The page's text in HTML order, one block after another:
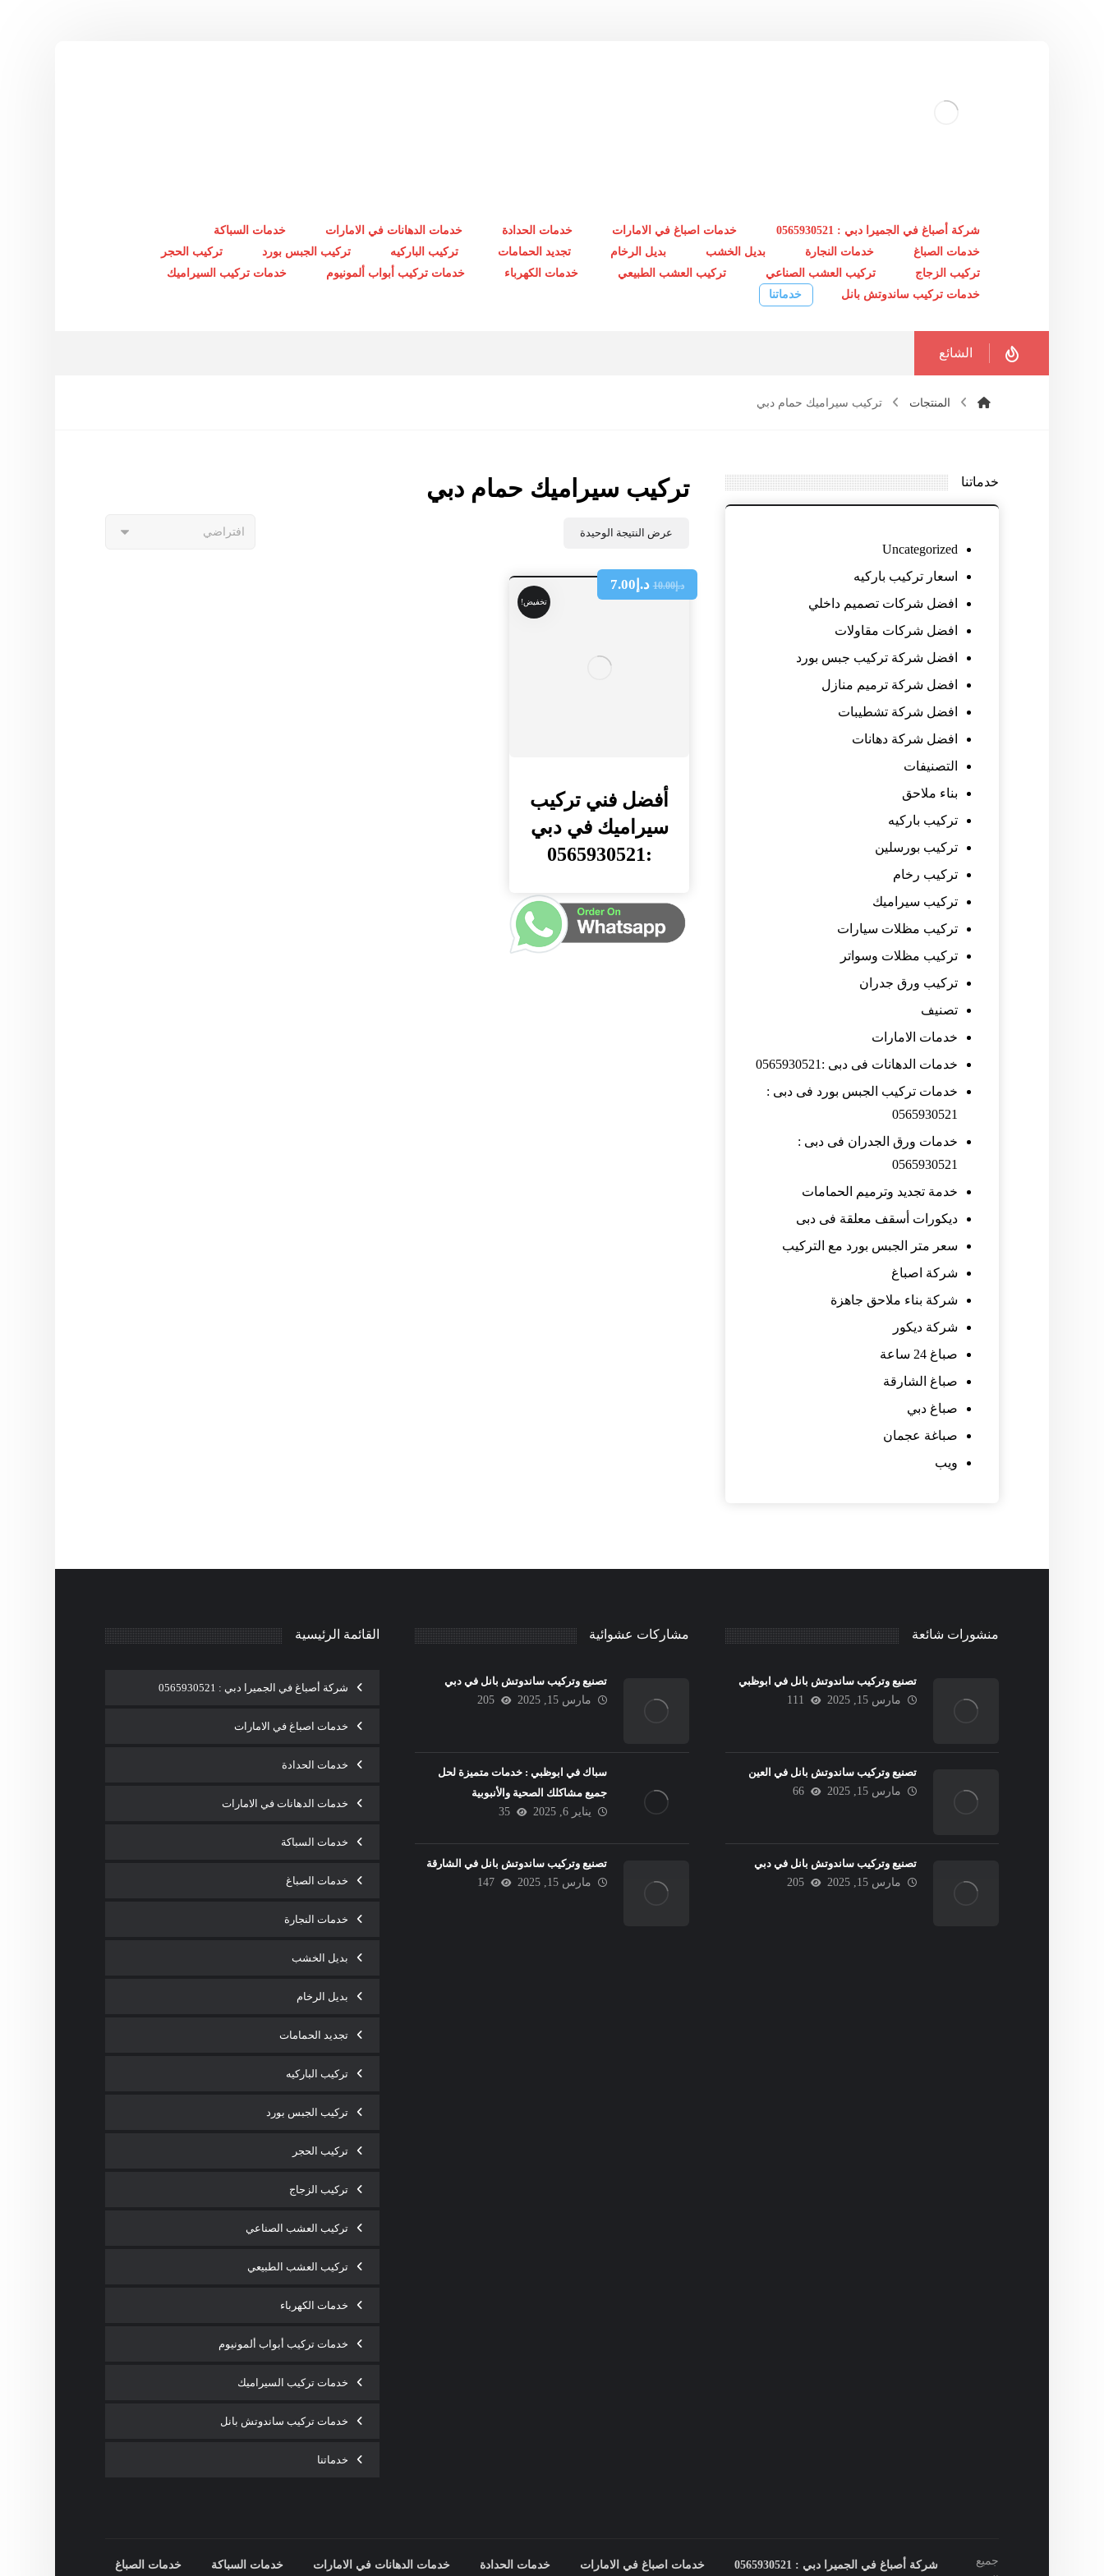
شركة أصباغ في الجميرا دبي : 0565930521 خدمات اصباغ في الامارات خدمات الحدادة خدمات الدهانات في الامارات
خدمات السباكة
خدمات الصباغ
خدمات النجارة بديل الخشب بديل الرخام تجديد الحمامات تركيب الباركيه تركيب الجبس بورد
تركيب الحجر
تركيب الزجاج
تركيب العشب الصناعي تركيب العشب الطبيعي خدمات الكهرباء خدمات تركيب أبواب ألمونيوم
خدمات تركيب السيراميك
خدمات تركيب ساندوتش بانل
خدماتنا
الشائع
المنتجات تركيب سيراميك حمام دبي
تركيب سيراميك حمام دبي
عرض النتيجة الوحيدة
تخفيض!
أفضل فني تركيب
سيراميك في دبي
:0565930521
د.إ10.00 د.إ 7.00
خدماتنا
Uncategorized
اسعار تركيب باركيه
افضل شركات تصميم داخلي
افضل شركات مقاولات
افضل شركة تركيب جبس بورد
افضل شركة ترميم منازل
افضل شركة تشطيبات
افضل شركة دهانات
التصنيفات
بناء ملاحق
تركيب باركيه
تركيب بورسلين
تركيب رخام
تركيب سيراميك
تركيب مظلات سيارات
تركيب مظلات وسواتر
تركيب ورق جدران
تصنيف
خدمات الامارات
خدمات الدهانات فى دبى :0565930521
خدمات تركيب الجبس بورد فى دبى :
0565930521
خدمات ورق الجدران فى دبى :
0565930521
خدمة تجديد وترميم الحمامات
ديكورات أسقف معلقة فى دبى
سعر متر الجبس بورد مع التركيب
شركة اصباغ
شركة بناء ملاحق جاهزة
شركة ديكور
صباغ 24 ساعة
صباغ الشارقة
صباغ دبي
صباغة عجمان
ويب
منشورات شائعة
تصنيع وتركيب ساندوتش بانل في ابوظبي
مارس 15, 2025
111
تصنيع وتركيب ساندوتش بانل في العين
مارس 15, 2025
66
تصنيع وتركيب ساندوتش بانل في دبي
مارس 15, 2025
205
مشاركات عشوائية
تصنيع وتركيب ساندوتش بانل في دبي
مارس 15, 2025
205
سباك في ابوظبي : خدمات متميزة لحل
جميع مشاكلك الصحية والأنبوبية
يناير 6, 2025
35
تصنيع وتركيب ساندوتش بانل في الشارقة
مارس 15, 2025
147
القائمة الرئيسية
شركة أصباغ في الجميرا دبي : 0565930521
خدمات اصباغ في الامارات
خدمات الحدادة
خدمات الدهانات في الامارات
خدمات السباكة
خدمات الصباغ
خدمات النجارة
بديل الخشب
بديل الرخام
تجديد الحمامات
تركيب الباركيه
تركيب الجبس بورد
تركيب الحجر
تركيب الزجاج
تركيب العشب الصناعي
تركيب العشب الطبيعي
خدمات الكهرباء
خدمات تركيب أبواب ألمونيوم
خدمات تركيب السيراميك
خدمات تركيب ساندوتش بانل
خدماتنا
جميع
شركة أصباغ في الجميرا دبي : 0565930521 خدمات اصباغ في الامارات خدمات الحدادة خدمات الدهانات في الامارات خدمات السباكة خدمات الصباغ